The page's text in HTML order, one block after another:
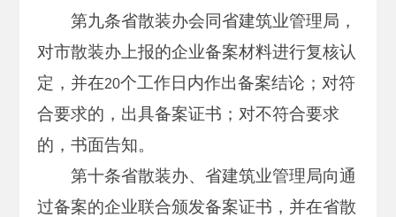
第九条省散装办会同省建筑业管理局，
对市散装办上报的企业备案材料进行复核认
定，并在20个工作日内作出备案结论；对符
合要求的，出具备案证书；对不符合要求
的，书面告知。
第十条省散装办、省建筑业管理局向通
过备案的企业联合颁发备案证书，并在省散